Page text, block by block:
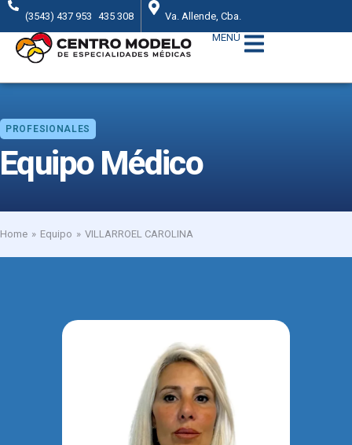
(3543) 437 953 435 308
Va. Allende, Cba.
MENÚ
PROFESIONALES
Equipo Médico
You are here:
Home Equipo VILLARROEL CAROLINA